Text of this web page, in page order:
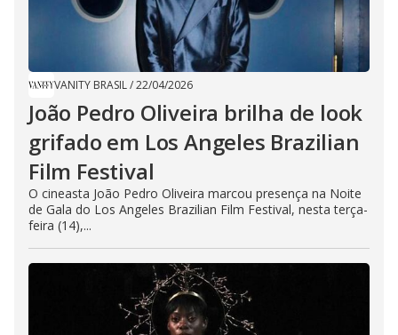
VANITY BRASIL/22/04/2026
João Pedro Oliveira brilha de look
grifado em Los Angeles Brazilian
Film Festival
O cineasta João Pedro Oliveira marcou presença na Noite
de Gala do Los Angeles Brazilian Film Festival, nesta terça-
feira (14),...